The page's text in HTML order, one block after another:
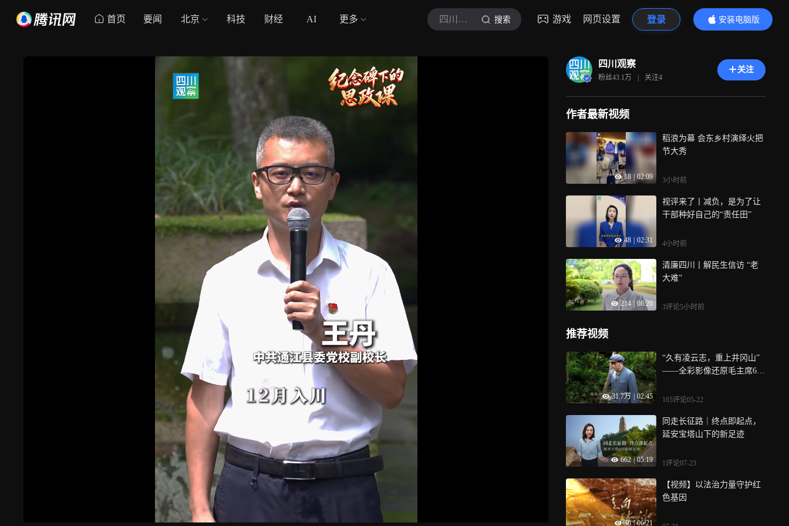
首页 要闻 北京 科技 财经 AI 更多 四川观察 搜索 游戏 网页设置 登录
安装电脑版
内容更精彩
四川观察
粉丝43.1万 | 关注4
关注
作者最新视频
18 02:09
稻浪为幕 会东乡村演绎火把
节大秀
3小时前
48 02:31
视评来了丨减负，是为了让
干部种好自己的“责任田”
4小时前
214 08:20
清廉四川丨解民生信访 “老
大难”
3评论5小时前
推荐视频
31.7万 02:45
“久有凌云志，重上井冈山”
——全彩影像还原毛主席65
165评论05-22
662 | 05:19
同走长征路｜终点即起点，
延安宝塔山下的新足迹
1评论07-23
30 | 06:21
【视频】以法治力量守护红
色基因